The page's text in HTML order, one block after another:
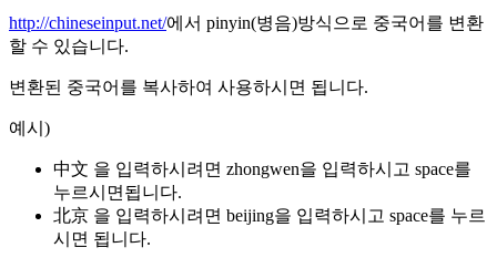
http://chineseinput.net/에서 pinyin(병음)방식으로 중국어를 변환
할 수 있습니다.
변환된 중국어를 복사하여 사용하시면 됩니다.
예시)
中文 을 입력하시려면 zhongwen을 입력하시고 space를
누르시면됩니다.
北京 을 입력하시려면 beijing을 입력하시고 space를 누르
시면 됩니다.